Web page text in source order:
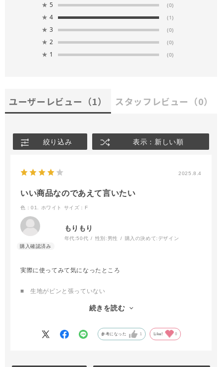
★ 5 (0)
★ 4 (1)
★ 3 (0)
★ 2 (0)
★ 1 (0)
ユーザーレビュー （1） スタッフレビュー （0）
絞り込み 表示：新しい順
2025.8.4
いい商品なのであえて言いたい
色：01. ホワイト サイズ：F
もりもり
年代:50代 性別: 男性 購入の決めて: デザイン
実際に使ってみて気になったところ
■ 生地がピンと張っていない
し気になるところです。
続きを読む
参考になった 1 Like! 0